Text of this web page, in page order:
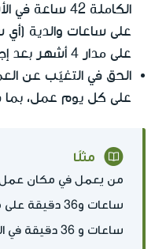
الكاملة 42
على ساعات والدية
على مدار 4 أشهر بعد إجازة الولادة.
الحق في التغيّب عن
على كل يوم عمل، بما
مثلًا
ساعات و 36 دقيقة في اليوم القصير